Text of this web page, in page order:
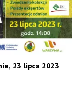
23 lipca 2023